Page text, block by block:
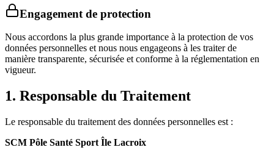
Engagement de protection
Nous accordons la plus grande importance à la protection de vos
données personnelles et nous nous engageons à les traiter de
manière transparente, sécurisée et conforme à la réglementation en
vigueur.
1. Responsable du Traitement
Le responsable du traitement des données personnelles est :
SCM Pôle Santé Sport Île Lacroix